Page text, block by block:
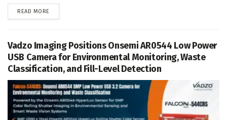
READ MORE
Vadzo Imaging Positions Onsemi AR0544 Low Power
USB Camera for Environmental Monitoring, Waste
Classification, and Fill-Level Detection